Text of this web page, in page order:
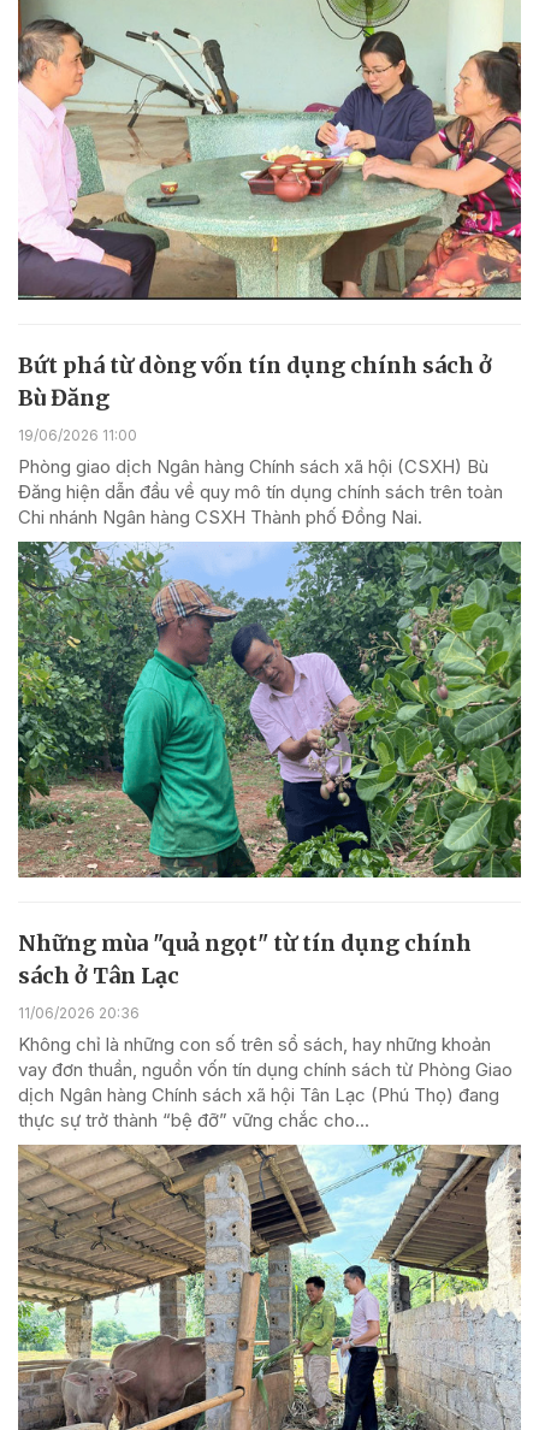
Bứt phá từ dòng vốn tín dụng chính sách ở
Bù Đăng
19/06/2026 11:00
Phòng giao dịch Ngân hàng Chính sách xã hội (CSXH) Bù
Đăng hiện dẫn đầu về quy mô tín dụng chính sách trên toàn
Chi nhánh Ngân hàng CSXH Thành phố Đồng Nai.
Những mùa "quả ngọt" từ tín dụng chính
sách ở Tân Lạc
11/06/2026 20:36
Không chỉ là những con số trên sổ sách, hay những khoản
vay đơn thuần, nguồn vốn tín dụng chính sách từ Phòng Giao
dịch Ngân hàng Chính sách xã hội Tân Lạc (Phú Thọ) đang
thực sự trở thành “bệ đỡ” vững chắc cho...